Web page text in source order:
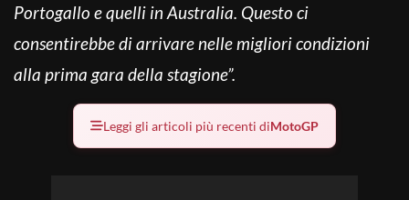
Portogallo e quelli in Australia. Questo ci
consentirebbe di arrivare nelle migliori condizioni
alla prima gara della stagione”.
Leggi gli articoli più recenti diMotoGP